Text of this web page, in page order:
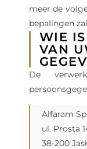
meer de
bepalingen
WIE
VAN
De
Alfaram
ul. Prosta
38-200